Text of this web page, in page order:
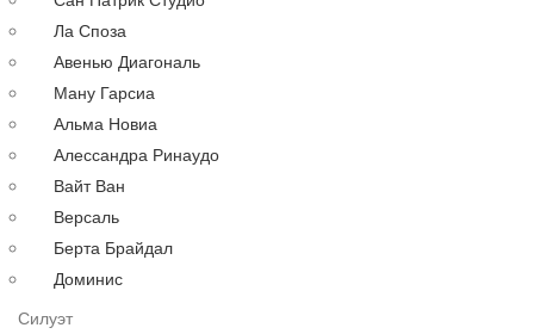
до 30000 руб.
до 40000 руб.
до 60000 руб.
до 80000 руб.
до 100000 руб.
Вечерние платья
Длинные
Коктейльные
Выпускные
Ла Споза
Авенью Диагональ
Ману Гарсиа
Альма Новиа
Алессандра Ринаудо
Вайт Ван
Версаль
Берта Брайдал
Доминис
Силуэт